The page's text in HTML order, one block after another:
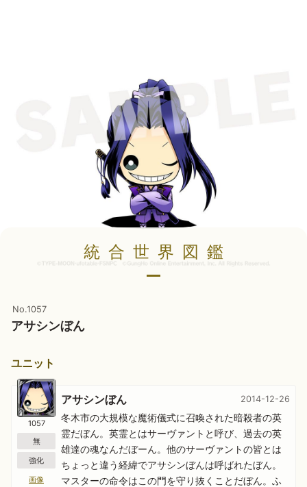
統合世界図鑑
No.1057
アサシンぼん
ユニット
1057
無
強化
画像
アサシンぼん 2014-12-26
冬木市の大規模な魔術儀式に召喚された暗殺者の英
霊だぼん。英霊とはサーヴァントと呼び、過去の英
雄達の魂なんだぼーん。他のサーヴァントの皆とは
ちょっと違う経緯でアサシンぼんは呼ばれたぼん。
マスターの命令はこの門を守り抜くことだぼん。ふ